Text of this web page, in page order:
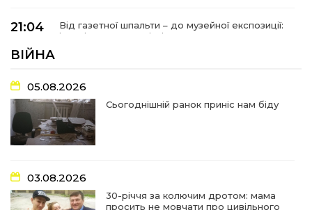
21:04
Від газетної шпальти – до музейної експозиції:
історії Героїв Барвінківщини стали частиною
17:18
27 лип
У Барвінківській громаді вшанували людей
найгуманнішої професії
16:29
22 лип
Медики Барвінківської громади
вдосконалюють професійні навички
15:09
22 лип
У Пригожому з дітьми та їх батьками
працювали фахівці благодійного фонду
ВІЙНА
05.08.2026
Сьогоднішній ранок приніс нам біду
03.08.2026
30-річчя за колючим дротом: мама
просить не мовчати про цивільного